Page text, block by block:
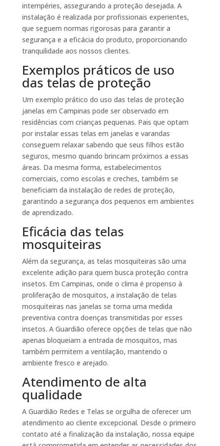
intempéries, assegurando a proteção desejada. A
instalação é realizada por profissionais experientes,
que seguem normas rigorosas para garantir a
segurança e a eficácia do produto, proporcionando
tranquilidade aos nossos clientes.
Exemplos práticos de uso
das telas de proteção
Um exemplo prático do uso das telas de proteção
janelas em Campinas pode ser observado em
residências com crianças pequenas. Pais que optam
por instalar essas telas em janelas e varandas
conseguem relaxar sabendo que seus filhos estão
seguros, mesmo quando brincam próximos a essas
áreas. Da mesma forma, estabelecimentos
comerciais, como escolas e creches, também se
beneficiam da instalação de redes de proteção,
garantindo a segurança dos pequenos em ambientes
de aprendizado.
Eficácia das telas
mosquiteiras
Além da segurança, as telas mosquiteiras são uma
excelente adição para quem busca proteção contra
insetos. Em Campinas, onde o clima é propenso à
proliferação de mosquitos, a instalação de telas
mosquiteiras nas janelas se torna uma medida
preventiva contra doenças transmitidas por esses
insetos. A Guardião oferece opções de telas que não
apenas bloqueiam a entrada de mosquitos, mas
também permitem a ventilação, mantendo o
ambiente fresco e arejado.
Atendimento de alta
qualidade
A Guardião Redes e Telas se orgulha de oferecer um
atendimento ao cliente excepcional. Desde o primeiro
contato até a finalização da instalação, nossa equipe